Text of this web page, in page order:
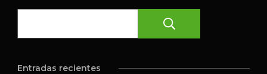
Entradas recientes